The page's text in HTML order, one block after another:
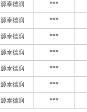
源泰德润 ***
源泰德润 ***
源泰德润 ***
源泰德润 ***
源泰德润 ***
源泰德润 ***
源泰德润 ***